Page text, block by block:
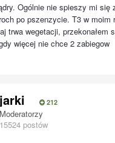
Ogólnie nie spieszy mi się
po pszenzycie. T3 w moim
trwa wegetacji, przekonałem
więcej nie chce 2 zabiegow
jarki 212
Moderatorzy
15524 postów